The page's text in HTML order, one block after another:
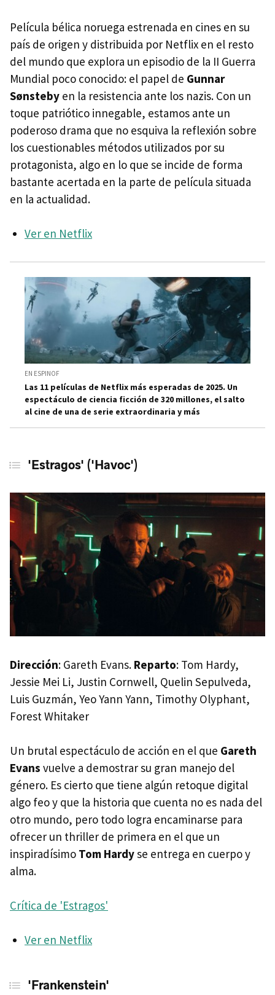
Película bélica noruega estrenada en cines en su
país de origen y distribuida por Netflix en el resto
del mundo que explora un episodio de la II Guerra
Mundial poco conocido: el papel de Gunnar
Sønsteby en la resistencia ante los nazis. Con un
toque patriótico innegable, estamos ante un
poderoso drama que no esquiva la reflexión sobre
los cuestionables métodos utilizados por su
protagonista, algo en lo que se incide de forma
bastante acertada en la parte de película situada
en la actualidad.
Ver en Netflix
EN ESPINOF
Las 11 películas de Netflix más esperadas de 2025. Un
espectáculo de ciencia ficción de 320 millones, el salto
al cine de una de serie extraordinaria y más
'Estragos' ('Havoc')
Dirección: Gareth Evans. Reparto: Tom Hardy,
Jessie Mei Li, Justin Cornwell, Quelin Sepulveda,
Luis Guzmán, Yeo Yann Yann, Timothy Olyphant,
Forest Whitaker
Un brutal espectáculo de acción en el que Gareth
Evans vuelve a demostrar su gran manejo del
género. Es cierto que tiene algún retoque digital
algo feo y que la historia que cuenta no es nada del
otro mundo, pero todo logra encaminarse para
ofrecer un thriller de primera en el que un
inspiradísimo Tom Hardyse entrega en cuerpo y
alma.
Crítica de 'Estragos'
Ver en Netflix
'Frankenstein'